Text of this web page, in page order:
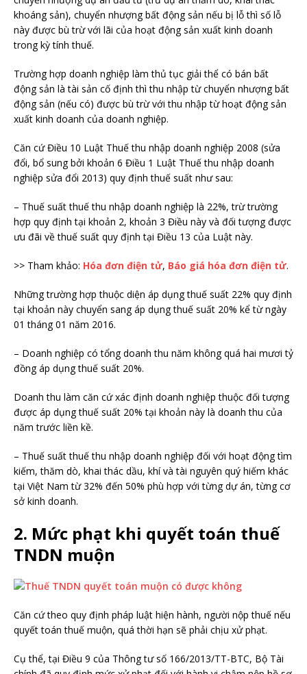
khoáng sản), chuyển nhượng bất động sản nếu bị lỗ thì số lỗ
này được bù trừ với lãi của hoạt động sản xuất kinh doanh
trong kỳ tính thuế.
Trường hợp doanh nghiệp làm thủ tục giải thể có bán bất
động sản là tài sản cố định thì thu nhập từ chuyển nhượng bất
động sản (nếu có) được bù trừ với thu nhập từ hoạt động sản
xuất kinh doanh của doanh nghiệp.
Căn cứ Điều 10 Luật Thuế thu nhập doanh nghiệp 2008 (sửa
đổi, bổ sung bởi khoản 6 Điều 1 Luật Thuế thu nhập doanh
nghiệp sửa đổi 2013) quy định thuế suất như sau:
– Thuế suất thuế thu nhập doanh nghiệp là 22%, trừ trường
hợp quy định tại khoản 2, khoản 3 Điều này và đối tượng được
ưu đãi về thuế suất quy định tại Điều 13 của Luật này.
>> Tham khảo: Hóa đơn điện tử, Báo giá hóa đơn điện tử.
Những trường hợp thuộc diện áp dụng thuế suất 22% quy định
tại khoản này chuyển sang áp dụng thuế suất 20% kể từ ngày
01 tháng 01 năm 2016.
– Doanh nghiệp có tổng doanh thu năm không quá hai mươi tỷ
đồng áp dụng thuế suất 20%.
Doanh thu làm căn cứ xác định doanh nghiệp thuộc đối tượng
được áp dụng thuế suất 20% tại khoản này là doanh thu của
năm trước liền kề.
– Thuế suất thuế thu nhập doanh nghiệp đối với hoạt động tìm
kiếm, thăm dò, khai thác dầu, khí và tài nguyên quý hiếm khác
tại Việt Nam từ 32% đến 50% phù hợp với từng dự án, từng cơ
sở kinh doanh.
2. Mức phạt khi quyết toán thuế
TNDN muộn
Căn cứ theo quy định pháp luật hiện hành, người nộp thuế nếu
quyết toán thuế muộn, quá thời hạn sẽ phải chịu xử phạt.
Cụ thể, tại Điều 9 của Thông tư số 166/2013/TT-BTC, Bộ Tài